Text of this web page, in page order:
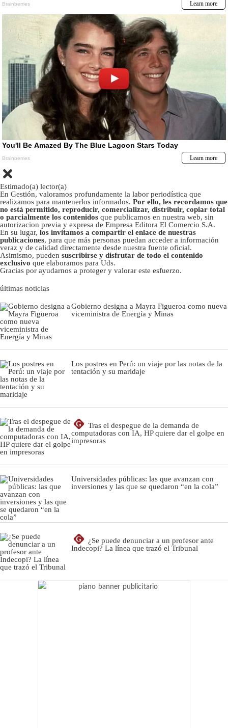
Estimado(a) lector(a)
En Gestión, valoramos profundamente la labor periodística que
realizamos para mantenerlos informados. Por ello, les recordamos que
no está permitido, reproducir, comercializar, distribuir, copiar total
o parcialmente los contenidos que publicamos en nuestra web, sin
autorizacion previa y expresa de Empresa Editora El Comercio S.A.
En su lugar, los invitamos a compartir el enlace de nuestras
publicaciones, para que más personas puedan acceder a información
veraz y de calidad directamente desde nuestra fuente oficial.
Asimismo, pueden suscribirse y disfrutar de todo el contenido
exclusivo que elaboramos para Uds.
Gracias por ayudarnos a proteger y valorar este esfuerzo.
últimas noticias
Gobierno designa a Mayra Figueroa como nueva
viceministra de Energía y Minas
Los postres en Perú: un viaje por las notas de la
tentación y su maridaje
G
Tras el despegue de la demanda de
computadoras con IA, HP quiere dar el golpe en
impresoras
Universidades públicas: las que avanzan con
inversiones y las que se quedaron “en la cola”
G
¿Se puede denunciar a un profesor ante
Indecopi? La línea que trazó el Tribunal